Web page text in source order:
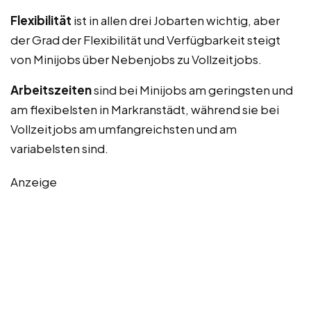
Flexibilität ist in allen drei Jobarten wichtig, aber
der Grad der Flexibilität und Verfügbarkeit steigt
von Minijobs über Nebenjobs zu Vollzeitjobs.
Arbeitszeitensind bei Minijobs am geringsten und
am flexibelsten in Markranstädt, während sie bei
Vollzeitjobs am umfangreichsten und am
variabelsten sind.
Anzeige